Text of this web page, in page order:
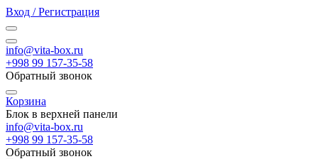
Вход / Регистрация
info@vita-box.ru
+998 99 157-35-58
Обратный звонок
Корзина
Блок в верхней панели
info@vita-box.ru
+998 99 157-35-58
Обратный звонок